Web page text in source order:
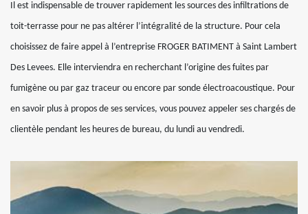
Il est indispensable de trouver rapidement les sources des infiltrations de
toit-terrasse pour ne pas altérer l’intégralité de la structure. Pour cela
choisissez de faire appel à l’entreprise FROGER BATIMENT à Saint Lambert
Des Levees. Elle interviendra en recherchant l’origine des fuites par
fumigène ou par gaz traceur ou encore par sonde électroacoustique. Pour
en savoir plus à propos de ses services, vous pouvez appeler ses chargés de
clientèle pendant les heures de bureau, du lundi au vendredi.